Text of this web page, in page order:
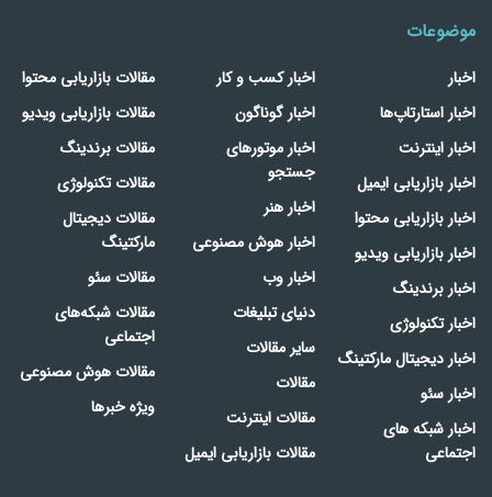
موضوعات
اخبار
اخبار استارتاپ‌ها
اخبار اینترنت
اخبار بازاریابی ایمیل
اخبار بازاریابی محتوا
اخبار بازاریابی ویدیو
اخبار برندینگ
اخبار تکنولوژی
اخبار دیجیتال مارکتینگ
اخبار سئو
اخبار شبکه های
اجتماعی
اخبار کسب و کار
اخبار گوناگون
اخبار موتورهای
جستجو
اخبار هنر
اخبار هوش مصنوعی
اخبار وب
دنیای تبلیغات
سایر مقالات
مقالات
مقالات اینترنت
مقالات بازاریابی ایمیل
مقالات بازاریابی محتوا
مقالات بازاریابی ویدیو
مقالات برندینگ
مقالات تکنولوژی
مقالات دیجیتال
مارکتینگ
مقالات سئو
مقالات شبکه‌های
اجتماعی
مقالات هوش مصنوعی
ویژه خبرها